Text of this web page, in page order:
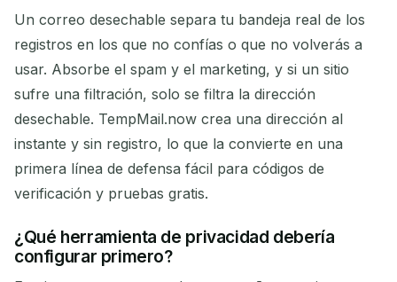
Un correo desechable separa tu bandeja real de los
registros en los que no confías o que no volverás a
usar. Absorbe el spam y el marketing, y si un sitio
sufre una filtración, solo se filtra la dirección
desechable. TempMail.now crea una dirección al
instante y sin registro, lo que la convierte en una
primera línea de defensa fácil para códigos de
verificación y pruebas gratis.
¿Qué herramienta de privacidad debería
configurar primero?